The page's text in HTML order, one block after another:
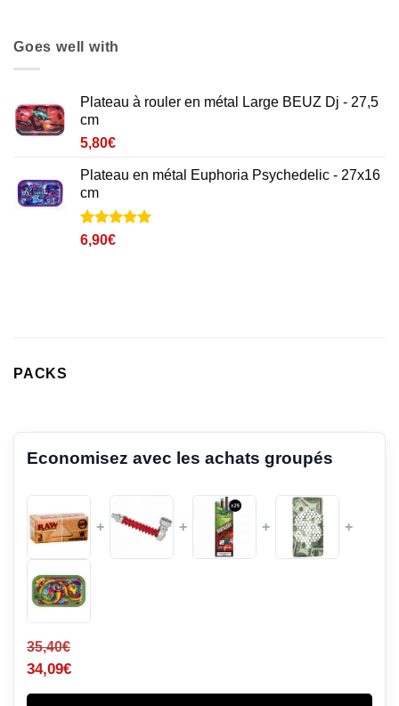
Goes well with
Plateau à rouler en métal Large BEUZ Dj - 27,5
cm
5,80€
Plateau en métal Euphoria Psychedelic - 27x16
cm
Noté5
5 basé sur
1
6,90€
PACKS
Economisez avec les achats groupés
+ + + +
35,40€
34,09€